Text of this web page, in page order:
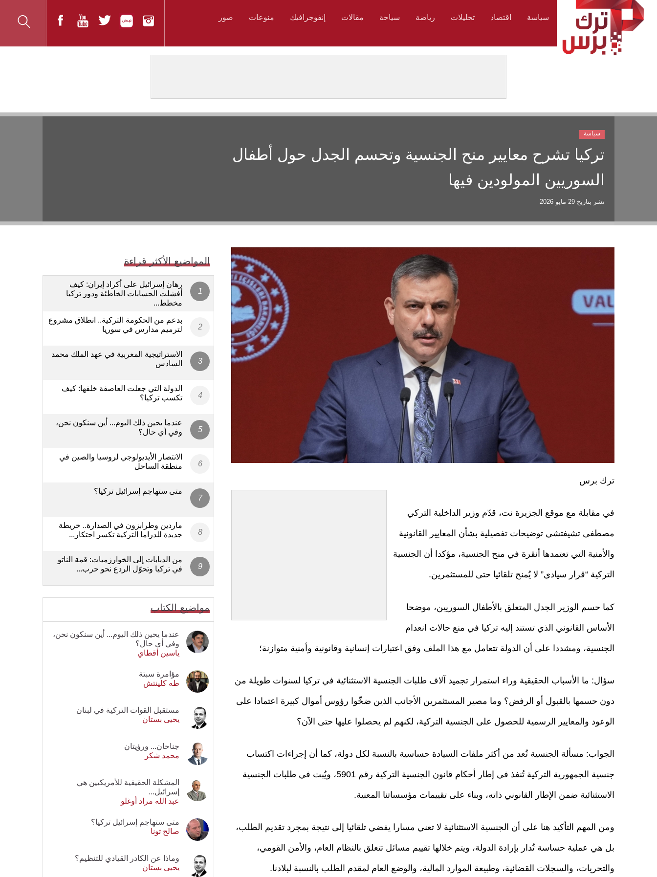
سياسة اقتصاد تحليلات رياضة سياحة مقالات إنفوجرافيك منوعات صور
تركيا تشرح معايير منح الجنسية وتحسم الجدل حول أطفال
السوريين المولودين فيها
نشر بتاريخ 29 مايو 2026
سياسة
ترك برس
في مقابلة مع موقع الجزيرة نت، قدّم وزير الداخلية التركي
مصطفى تشيفتشي توضيحات تفصيلية بشأن المعايير القانونية
والأمنية التي تعتمدها أنقرة في منح الجنسية، مؤكدا أن الجنسية
التركية “قرار سيادي” لا يُمنح تلقائيا حتى للمستثمرين.
كما حسم الوزير الجدل المتعلق بالأطفال السوريين، موضحا
الأساس القانوني الذي تستند إليه تركيا في منع حالات انعدام
الجنسية، ومشددا على أن الدولة تتعامل مع هذا الملف وفق اعتبارات إنسانية وقانونية وأمنية متوازنة؛
سؤال: ما الأسباب الحقيقية وراء استمرار تجميد آلاف طلبات الجنسية الاستثنائية في تركيا لسنوات طويلة من
دون حسمها بالقبول أو الرفض؟ وما مصير المستثمرين الأجانب الذين ضخّوا رؤوس أموال كبيرة اعتمادا على
الوعود والمعايير الرسمية للحصول على الجنسية التركية، لكنهم لم يحصلوا عليها حتى الآن؟
الجواب: مسألة الجنسية تُعد من أكثر ملفات السيادة حساسية بالنسبة لكل دولة، كما أن إجراءات اكتساب
جنسية الجمهورية التركية تُنفذ في إطار أحكام قانون الجنسية التركية رقم 5901، ويُبت في طلبات الجنسية
الاستثنائية ضمن الإطار القانوني ذاته، وبناء على تقييمات مؤسساتنا المعنية.
ومن المهم التأكيد هنا على أن الجنسية الاستثنائية لا تعني مسارا يفضي تلقائيا إلى نتيجة بمجرد تقديم الطلب،
بل هي عملية حساسة تُدار بإرادة الدولة، ويتم خلالها تقييم مسائل تتعلق بالنظام العام، والأمن القومي،
والتحريات، والسجلات القضائية، وطبيعة الموارد المالية، والوضع العام لمقدم الطلب بالنسبة لبلادنا.
المواضيع الأكثر قراءة
رهان إسرائيل على أكراد إيران: كيف
أفشلت الحسابات الخاطئة ودور تركيا
مخطط...
بدعم من الحكومة التركية.. انطلاق مشروع
لترميم مدارس في سوريا
الاستراتيجية المغربية في عهد الملك محمد
السادس
الدولة التي جعلت العاصفة خلفها: كيف
تكسب تركيا؟
عندما يحين ذلك اليوم... أين سنكون نحن،
وفي أي حال؟
الانتصار الأيديولوجي لروسيا والصين في
منطقة الساحل
متى ستهاجم إسرائيل تركيا؟
ماردين وطرابزون في الصدارة.. خريطة
جديدة للدراما التركية تكسر احتكار...
من الدبابات إلى الخوارزميات: قمة الناتو
في تركيا وتحوّل الردع نحو حرب...
مواضيع الكتاب
عندما يحين ذلك اليوم... أين سنكون نحن،
وفي أي حال؟
ياسين أقطاي
مؤامرة سبتة
طه كلينتش
مستقبل القوات التركية في لبنان
يحيى بستان
جناحان... ورؤيتان
محمد شكر
المشكلة الحقيقية للأمريكيين هي
إسرائيل...
عبد الله مراد أوغلو
متى ستهاجم إسرائيل تركيا؟
صالح تونا
وماذا عن الكادر القيادي للتنظيم؟
يحيى بستان